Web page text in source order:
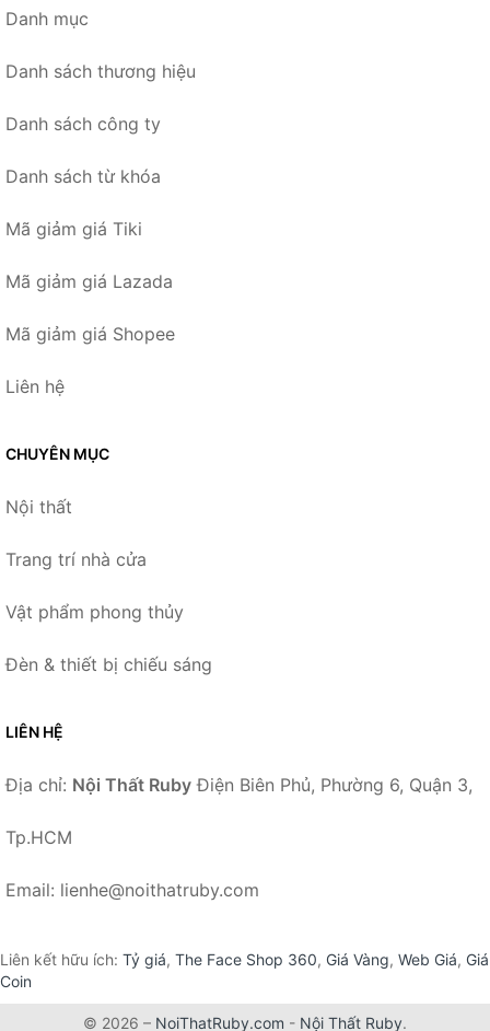
Danh mục
Danh sách thương hiệu
Danh sách công ty
Danh sách từ khóa
Mã giảm giá Tiki
Mã giảm giá Lazada
Mã giảm giá Shopee
Liên hệ
CHUYÊN MỤC
Nội thất
Trang trí nhà cửa
Vật phẩm phong thủy
Đèn & thiết bị chiếu sáng
LIÊN HỆ
Địa chỉ: Nội Thất Ruby Điện Biên Phủ, Phường 6, Quận 3,
Tp.HCM
Email: lienhe@noithatruby.com
Liên kết hữu ích: Tỷ giá, The Face Shop 360, Giá Vàng, Web Giá, Giá
Coin
© 2026 – NoiThatRuby.com - Nội Thất Ruby.